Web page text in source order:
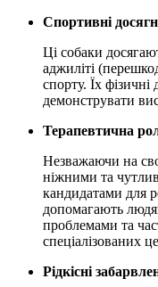
Спортивні
Ці собаки
аджиліті
спорту. Їх фізичні
демонструвати
Терапевтична
Незважаючи на
ніжними та
кандидатами для
допомагають
проблемами та
спеціалізованих
Рідкісні